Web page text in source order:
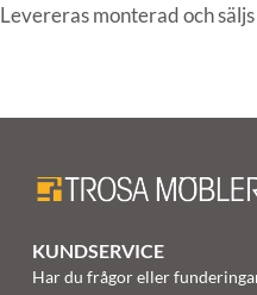
Levereras monterad och
KUNDSERVICE
Har du frågor eller